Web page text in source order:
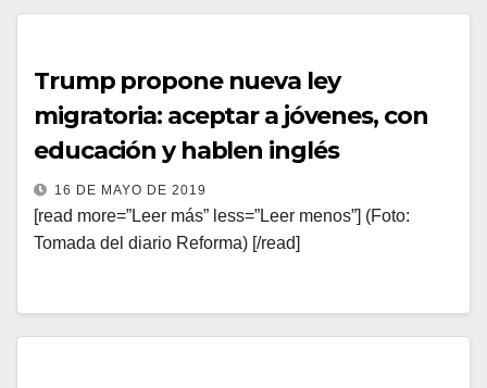
Trump propone nueva ley
migratoria: aceptar a jóvenes, con
educación y hablen inglés
16 DE MAYO DE 2019
[read more=”Leer más” less=”Leer menos”] (Foto:
Tomada del diario Reforma) [/read]